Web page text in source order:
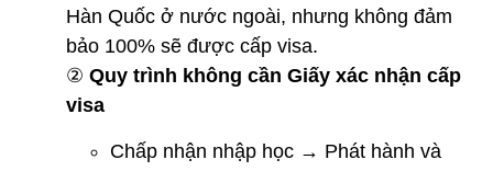
Hàn Quốc ở nước ngoài, nhưng không đảm
bảo 100% sẽ được cấp visa.
② Quy trình không cần Giấy xác nhận cấp
visa
Chấp nhận nhập học → Phát hành và